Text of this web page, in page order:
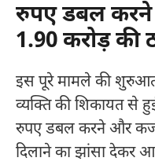
रुपए डबल करने
1.90 करोड़ की
इस पूरे मामले की शुरुआत
व्यक्ति की शिकायत से
रुपए डबल करने और कर्ज
दिलाने का झांसा देकर